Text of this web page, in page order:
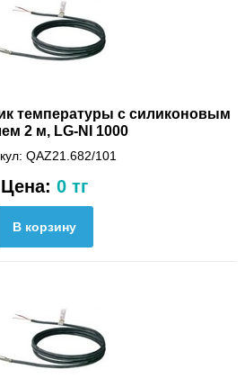
температуры с силиконовым
2 м, LG-NI 1000
QAZ21.682/101
Цена: 0 тг